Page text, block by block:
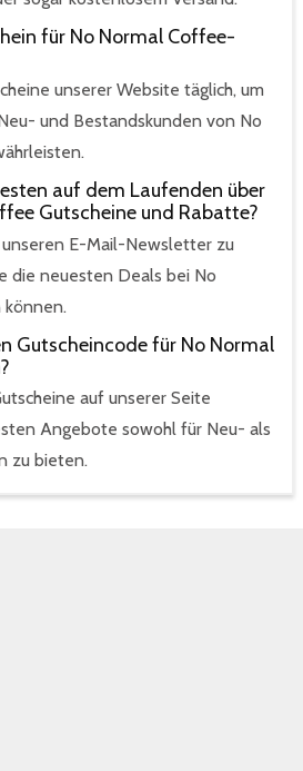
für No Normal Coffee-
unserer Website täglich, um
und Bestandskunden von No
auf dem Laufenden über
Gutscheine und Rabatte?
E-Mail-Newsletter zu
die neuesten Deals bei No
Gutscheincode für No Normal
auf unserer Seite
Angebote sowohl für Neu- als
zu bieten.